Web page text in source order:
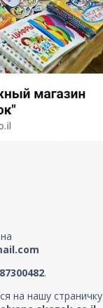
.
на нашу страничку